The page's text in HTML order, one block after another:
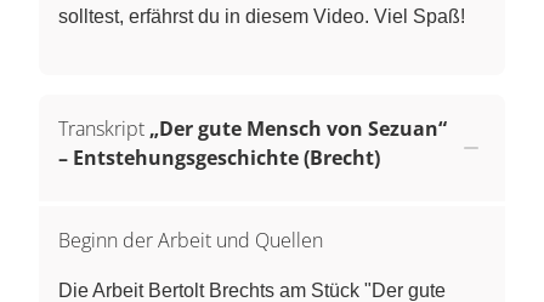
solltest, erfährst du in diesem Video. Viel Spaß!
Transkript „Der gute Mensch von Sezuan“
– Entstehungsgeschichte (Brecht)
Beginn der Arbeit und Quellen
Die Arbeit Bertolt Brechts am Stück "Der gute